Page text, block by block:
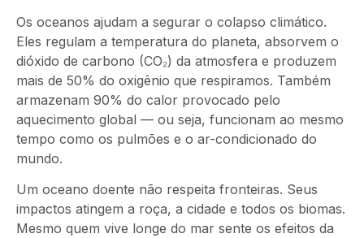
Os oceanos ajudam a segurar o colapso climático.
Eles regulam a temperatura do planeta, absorvem o
dióxido de carbono (CO₂) da atmosfera e produzem
mais de 50% do oxigênio que respiramos. Também
armazenam 90% do calor provocado pelo
aquecimento global — ou seja, funcionam ao mesmo
tempo como os pulmões e o ar-condicionado do
mundo.
Um oceano doente não respeita fronteiras. Seus
impactos atingem a roça, a cidade e todos os biomas.
Mesmo quem vive longe do mar sente os efeitos da